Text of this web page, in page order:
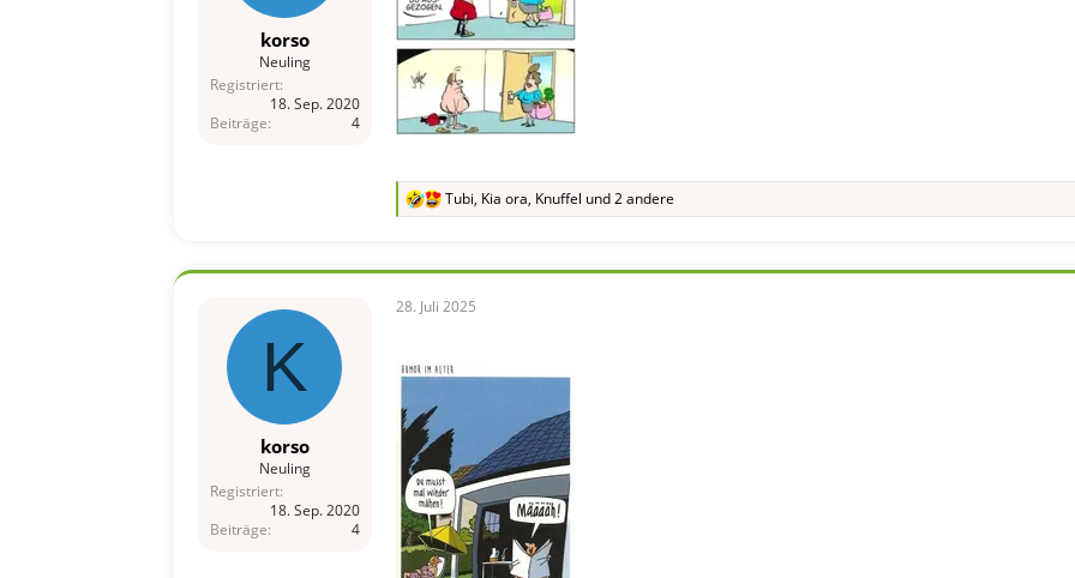
korso
Neuling
Registriert
18. Sep. 2020
Beiträge
4
R
i
e
n
Tubi, Kia ora, Knuffel und 2 andere
K
korso
Neuling
Registriert
18. Sep. 2020
Beiträge
4
28. Juli 2025